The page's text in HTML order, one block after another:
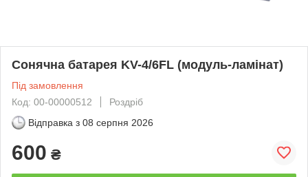
Сонячна батарея KV-4/6FL (модуль-ламінат)
Під замовлення
Код: 00-00000512
Роздріб
Відправка з 08 серпня 2026
600 ₴